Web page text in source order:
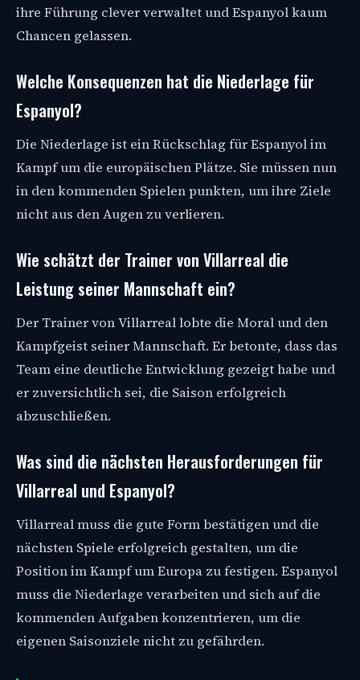
ihre Führung clever verwaltet und Espanyol kaum
Chancen gelassen.
Welche Konsequenzen hat die Niederlage für
Espanyol?
Die Niederlage ist ein Rückschlag für Espanyol im
Kampf um die europäischen Plätze. Sie müssen nun
in den kommenden Spielen punkten, um ihre Ziele
nicht aus den Augen zu verlieren.
Wie schätzt der Trainer von Villarreal die
Leistung seiner Mannschaft ein?
Der Trainer von Villarreal lobte die Moral und den
Kampfgeist seiner Mannschaft. Er betonte, dass das
Team eine deutliche Entwicklung gezeigt habe und
er zuversichtlich sei, die Saison erfolgreich
abzuschließen.
Was sind die nächsten Herausforderungen für
Villarreal und Espanyol?
Villarreal muss die gute Form bestätigen und die
nächsten Spiele erfolgreich gestalten, um die
Position im Kampf um Europa zu festigen. Espanyol
muss die Niederlage verarbeiten und sich auf die
kommenden Aufgaben konzentrieren, um die
eigenen Saisonziele nicht zu gefährden.